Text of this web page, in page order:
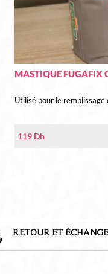
MASTIQUE FUGAFIX
Utilisé pour le remplissage
119 Dh
RETOUR ET ÉCHANGE